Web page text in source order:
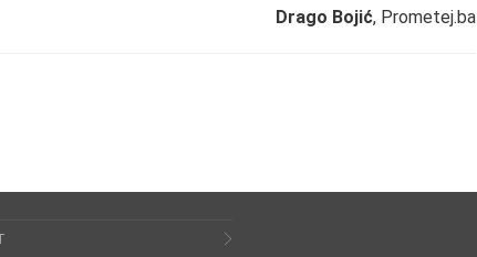
Drago Bojić, Prometej.ba